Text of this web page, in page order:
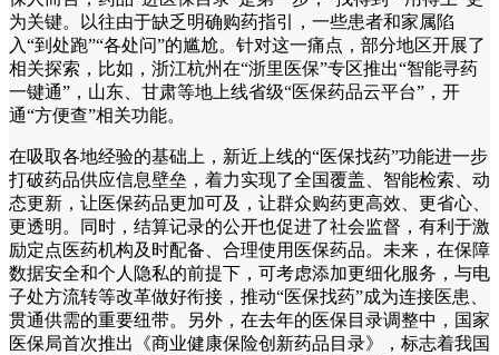
为关键。以往由于缺乏明确购药指引，一些患者和家属陷
入“到处跑”“各处问”的尴尬。针对这一痛点，部分地区开展了
相关探索，比如，浙江杭州在“浙里医保”专区推出“智能寻药
一键通”，山东、甘肃等地上线省级“医保药品云平台”，开
通“方便查”相关功能。
在吸取各地经验的基础上，新近上线的“医保找药”功能进一步
打破药品供应信息壁垒，着力实现了全国覆盖、智能检索、动
态更新，让医保药品更加可及，让群众购药更高效、更省心、
更透明。同时，结算记录的公开也促进了社会监督，有利于激
励定点医药机构及时配备、合理使用医保药品。未来，在保障
数据安全和个人隐私的前提下，可考虑添加更细化服务，与电
子处方流转等改革做好衔接，推动“医保找药”成为连接医患、
贯通供需的重要纽带。另外，在去年的医保目录调整中，国家
医保局首次推出《商业健康保险创新药品目录》，标志着我国